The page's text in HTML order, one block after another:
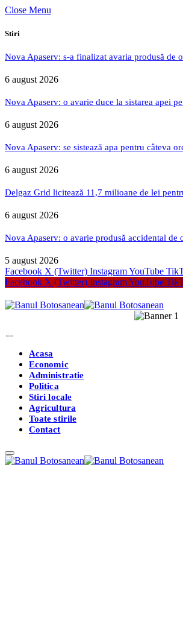
Close Menu
Stiri
Nova Apaserv: s-a finalizat avaria produsă de
6 august 2026
Nova Apaserv: o avarie duce la sistarea apei
6 august 2026
Nova Apaserv: se sistează apa pentru câteva
6 august 2026
Delgaz Grid licitează 11,7 milioane de lei
6 august 2026
Nova Apaserv: o avarie produsă accidental
5 august 2026
Facebook X (Twitter) InstagramYouTube
Facebook X (Twitter) InstagramYouTube
Acasa
Economic
Administratie
Politica
Stiri locale
Agricultura
Toate stirile
Contact